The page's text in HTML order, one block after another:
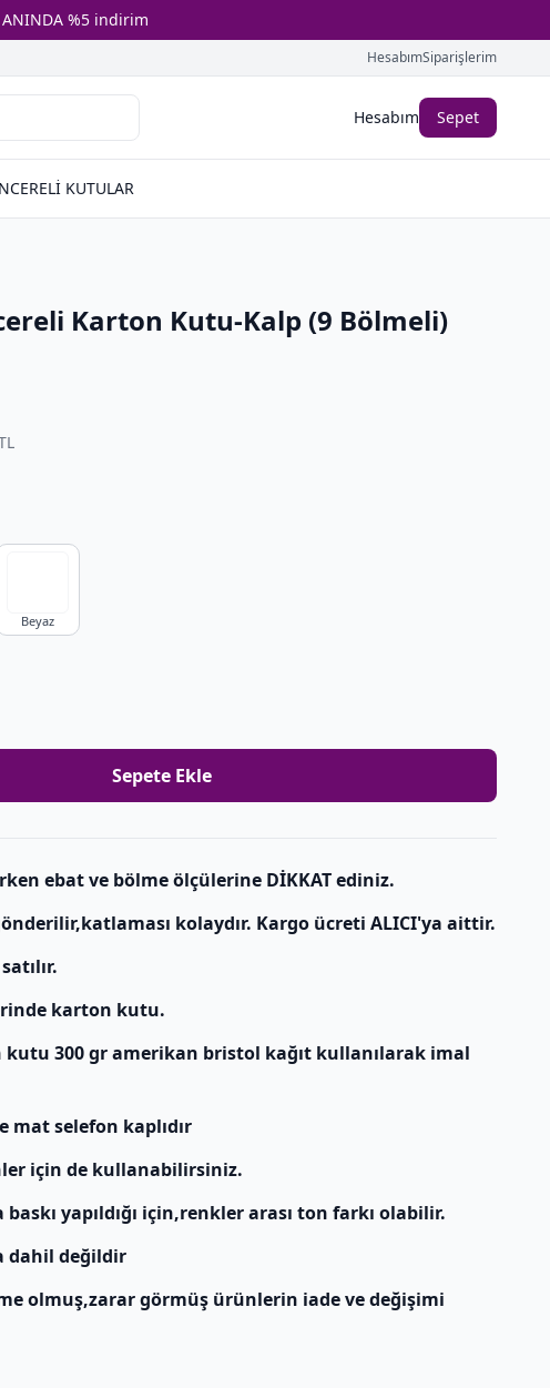
ANINDA %5 indirim
HesabımSiparişlerim
Hesabım Sepet
KUTULAR
Karton Kutu-Kalp (9 Bölmeli)
Beyaz
Sepete Ekle
ebat ve bölme ölçülerine DİKKAT ediniz.
kolaydır. Kargo ücreti ALICI'ya aittir.
karton kutu.
kutu 300 gr amerikan bristol kağıt kullanılarak imal
mat selefon kaplıdır
için de kullanabilirsiniz.
yapıldığı için,renkler arası ton farkı olabilir.
dahil değildir
olmuş,zarar görmüş ürünlerin iade ve değişimi